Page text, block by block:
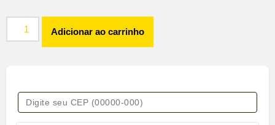
Adicionar ao carrinho